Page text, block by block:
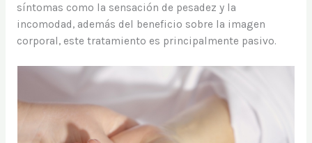
síntomas como la sensación de pesadez y la
incomodad, además del beneficio sobre la imagen
corporal, este tratamiento es principalmente pasivo.